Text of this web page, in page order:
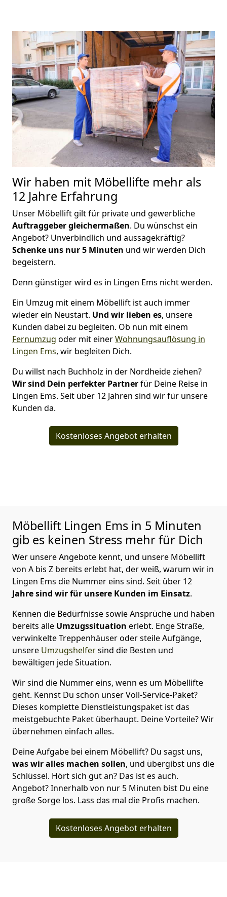
Wir haben mit Möbellifte mehr als
12 Jahre Erfahrung
Unser Möbellift gilt für private und gewerbliche
Auftraggeber gleichermaßen. Du wünschst ein
Angebot? Unverbindlich und aussagekräftig?
Schenke uns nur 5 Minuten und wir werden Dich
begeistern.
Denn günstiger wird es in Lingen Ems nicht werden.
Ein Umzug mit einem Möbellift ist auch immer
wieder ein Neustart. Und wir lieben es, unsere
Kunden dabei zu begleiten. Ob nun mit einem
Fernumzug oder mit einerWohnungsauflösung in
Lingen Ems, wir begleiten Dich.
Du willst nach Buchholz in der Nordheide ziehen?
Wir sind Dein perfekter Partnerfür Deine Reise in
Lingen Ems. Seit über 12 Jahren sind wir für unsere
Kunden da.
Kostenloses Angebot erhalten
Möbellift Lingen Ems in 5 Minuten
gib es keinen Stress mehr für Dich
Wer unsere Angebote kennt, und unsere Möbellift
von A bis Z bereits erlebt hat, der weiß, warum wir in
Lingen Ems die Nummer eins sind. Seit über 12
Jahre sind wir für unsere Kunden im Einsatz.
Kennen die Bedürfnisse sowie Ansprüche und haben
bereits alle Umzugssituation erlebt. Enge Straße,
verwinkelte Treppenhäuser oder steile Aufgänge,
unsere Umzugshelfersind die Besten und
bewältigen jede Situation.
Wir sind die Nummer eins, wenn es um Möbellifte
geht. Kennst Du schon unser Voll-Service-Paket?
Dieses komplette Dienstleistungspaket ist das
meistgebuchte Paket überhaupt. Deine Vorteile? Wir
übernehmen einfach alles.
Deine Aufgabe bei einem Möbellift? Du sagst uns,
was wir alles machen sollen, und übergibst uns die
Schlüssel. Hört sich gut an? Das ist es auch.
Angebot? Innerhalb von nur 5 Minuten bist Du eine
große Sorge los. Lass das mal die Profis machen.
Kostenloses Angebot erhalten